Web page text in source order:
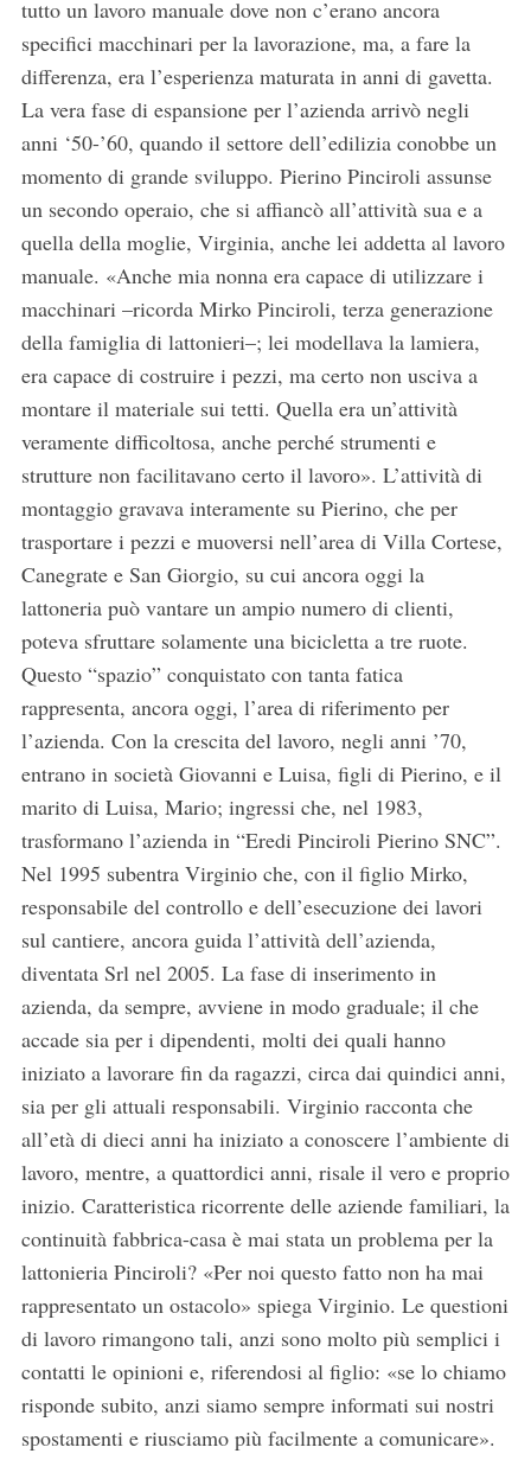
tutto un lavoro manuale dove non c’erano ancora
specifici macchinari per la lavorazione, ma, a fare la
differenza, era l’esperienza maturata in anni di gavetta.
La vera fase di espansione per l’azienda arrivò negli
anni ‘50-’60, quando il settore dell’edilizia conobbe un
momento di grande sviluppo. Pierino Pinciroli assunse
un secondo operaio, che si affiancò all’attività sua e a
quella della moglie, Virginia, anche lei addetta al lavoro
manuale. «Anche mia nonna era capace di utilizzare i
macchinari –ricorda Mirko Pinciroli, terza generazione
della famiglia di lattonieri–; lei modellava la lamiera,
era capace di costruire i pezzi, ma certo non usciva a
montare il materiale sui tetti. Quella era un’attività
veramente difficoltosa, anche perché strumenti e
strutture non facilitavano certo il lavoro». L’attività di
montaggio gravava interamente su Pierino, che per
trasportare i pezzi e muoversi nell’area di Villa Cortese,
Canegrate e San Giorgio, su cui ancora oggi la
lattoneria può vantare un ampio numero di clienti,
poteva sfruttare solamente una bicicletta a tre ruote.
Questo “spazio” conquistato con tanta fatica
rappresenta, ancora oggi, l’area di riferimento per
l’azienda. Con la crescita del lavoro, negli anni ’70,
entrano in società Giovanni e Luisa, figli di Pierino, e il
marito di Luisa, Mario; ingressi che, nel 1983,
trasformano l’azienda in “Eredi Pinciroli Pierino SNC”.
Nel 1995 subentra Virginio che, con il figlio Mirko,
responsabile del controllo e dell’esecuzione dei lavori
sul cantiere, ancora guida l’attività dell’azienda,
diventata Srl nel 2005. La fase di inserimento in
azienda, da sempre, avviene in modo graduale; il che
accade sia per i dipendenti, molti dei quali hanno
iniziato a lavorare fin da ragazzi, circa dai quindici anni,
sia per gli attuali responsabili. Virginio racconta che
all’età di dieci anni ha iniziato a conoscere l’ambiente di
lavoro, mentre, a quattordici anni, risale il vero e proprio
inizio. Caratteristica ricorrente delle aziende familiari, la
continuità fabbrica-casa è mai stata un problema per la
lattonieria Pinciroli? «Per noi questo fatto non ha mai
rappresentato un ostacolo» spiega Virginio. Le questioni
di lavoro rimangono tali, anzi sono molto più semplici i
contatti le opinioni e, riferendosi al figlio: «se lo chiamo
risponde subito, anzi siamo sempre informati sui nostri
spostamenti e riusciamo più facilmente a comunicare».